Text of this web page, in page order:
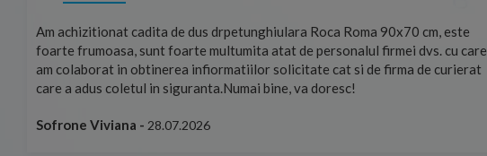
Am achizitionat cadita de dus drpetunghiulara Roca Roma 90x70 cm, este
foarte frumoasa, sunt foarte multumita atat de personalul firmei dvs. cu care
am colaborat in obtinerea infiormatiilor solicitate cat si de firma de curierat
care a adus coletul in siguranta.Numai bine, va doresc!
Sofrone Viviana - 28.07.2026